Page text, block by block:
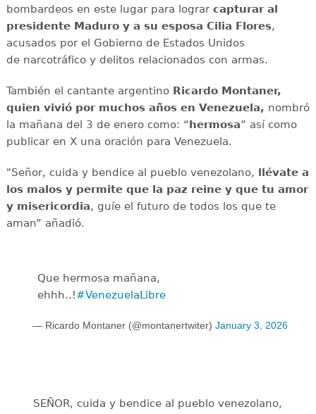
bombardeos en este lugar para lograr capturar al
presidente Maduro y a su esposa Cilia Flores,
acusados por el Gobierno de Estados Unidos
de narcotráfico y delitos relacionados con armas.
También el cantante argentino Ricardo Montaner,
quien vivió por muchos años en Venezuela, nombró
la mañana del 3 de enero como: “hermosa” así como
publicar en X una oración para Venezuela.
"Señor, cuida y bendice al pueblo venezolano, llévate a
los malos y permite que la paz reine y que tu amor
y misericordia, guíe el futuro de todos los que te
aman” añadió.
Que hermosa mañana,
ehhh..!#VenezuelaLibre
— Ricardo Montaner (@montanertwiter) January 3, 2026
SEÑOR, cuida y bendice al pueblo venezolano,